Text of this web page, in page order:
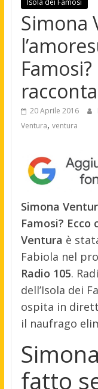
Isola dei Famosi
Simona
20 Aprile 2016
Ventura, ventura
Simona
Famosi?
Ventura è
Fabiola nel
Radio 105.
dell’Isola dei
ospita in
il naufrago
fatto